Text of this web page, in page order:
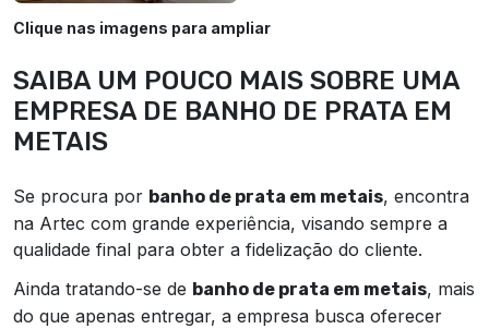
Clique nas imagens para ampliar
SAIBA UM POUCO MAIS SOBRE UMA
EMPRESA DE BANHO DE PRATA EM
METAIS
Se procura por banho de prata em metais, encontra
na Artec com grande experiência, visando sempre a
qualidade final para obter a fidelização do cliente.
Ainda tratando-se de banho de prata em metais, mais
do que apenas entregar, a empresa busca oferecer